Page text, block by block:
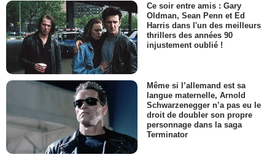
Ce soir entre amis : Gary
Oldman, Sean Penn et Ed
Harris dans l'un des meilleurs
thrillers des années 90
injustement oublié !
Même si l’allemand est sa
langue maternelle, Arnold
Schwarzenegger n’a pas eu le
droit de doubler son propre
personnage dans la saga
Terminator